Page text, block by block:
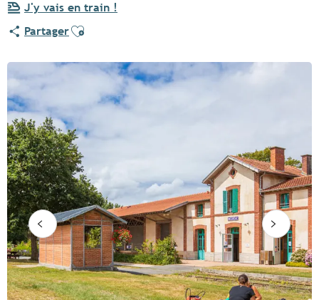
J'y vais en train !
PartagerAjouter aux favoris